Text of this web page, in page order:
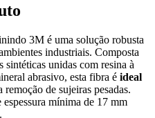
3M é uma solução robusta
industriais. Composta
unidas com resina à
abrasivo, esta fibra é ideal
remoção de sujeiras pesadas.
mínima de 17 mm